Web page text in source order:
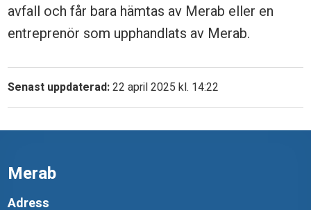
a
g
a
n
a
avfall och får bara hämtas av Merab eller en
entreprenör som upphandlats av Merab.
Senast uppdaterad:22 april 2025 kl. 14:22
Merab
Adress